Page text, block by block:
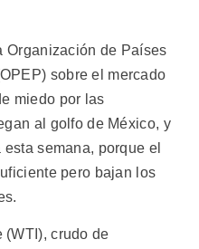
Organización de Países
sobre el mercado
miedo por las
al golfo de México, y
semana, porque el
pero bajan los
(WTI), crudo de